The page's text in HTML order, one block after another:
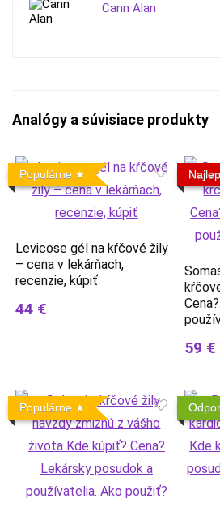
Cann Alan
Analógy a súvisiace produkty
Populárne
Levicose gél na kŕčové žily
– cena v lekárňach,
recenzie, kúpiť
44 €
59 €
Populárne